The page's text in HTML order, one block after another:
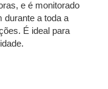
e é monitorado
durante a toda a
É ideal para